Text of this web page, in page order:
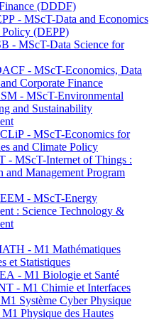
(DDDF)
- MScT-Data and Economics
(DEPP)
- MScT-Data Science for
- MScT-Economics, Data
Corporate Finance
- MScT-Environmental
and Sustainability
- MScT-Economics for
and Climate Policy
- MScT-Internet of Things :
and Management Program
- MScT-Energy
: Science Technology &
- M1 Mathématiques
et Statistiques
- M1 Biologie et Santé
- M1 Chimie et Interfaces
Système Cyber Physique
Physique des Hautes